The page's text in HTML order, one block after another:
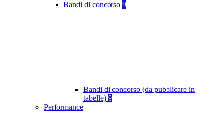
Bandi di concorso 9
Bandi di concorso (da pubblicare in
tabelle) 9
Performance